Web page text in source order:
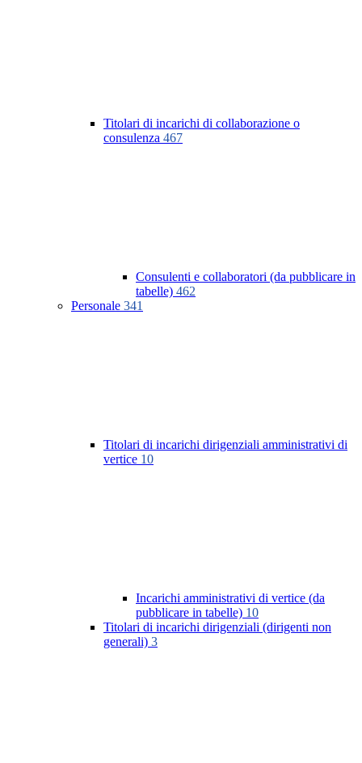
Titolari di incarichi di collaborazione o
consulenza 467
Consulenti e collaboratori (da pubblicare in
tabelle) 462
Personale 341
Titolari di incarichi dirigenziali amministrativi di
vertice 10
Incarichi amministrativi di vertice (da
pubblicare in tabelle) 10
Titolari di incarichi dirigenziali (dirigenti non
generali) 3